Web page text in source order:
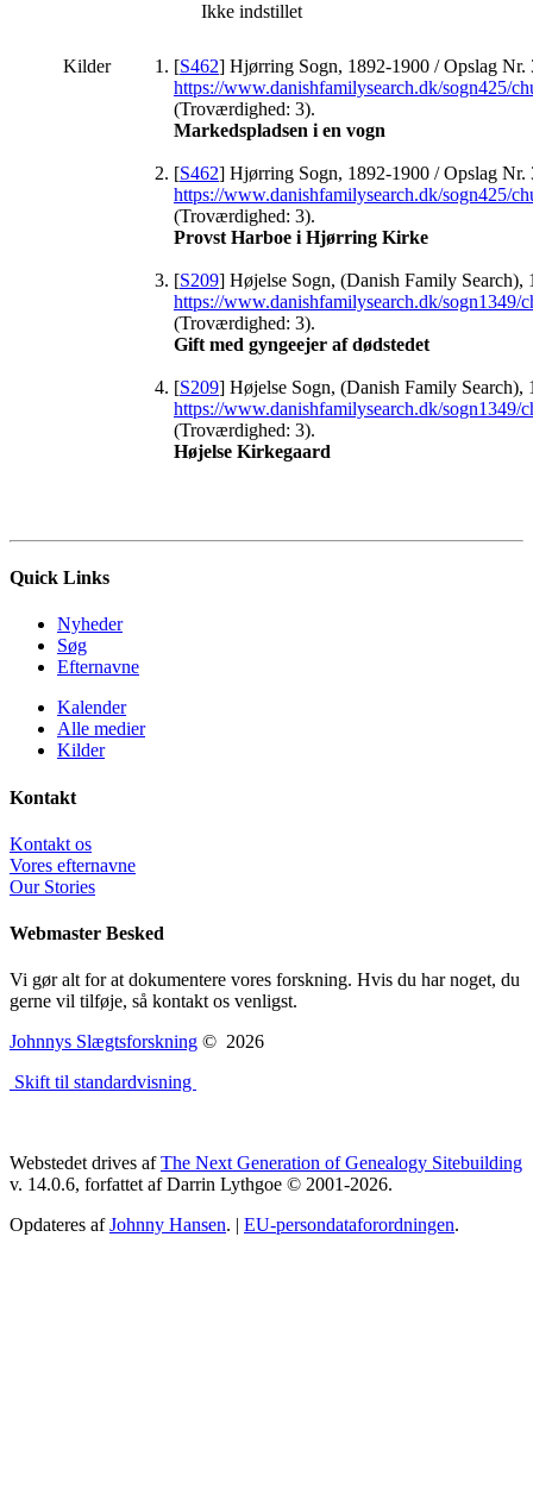
Ikke indstillet
Kilder [S462] Hjørring Sogn, 1892-1900 / Opslag Nr.
https://www.danishfamilysearch.dk/sogn425/
(Troværdighed: 3).
Markedspladsen i en vogn
[S462] Hjørring Sogn, 1892-1900 / Opslag Nr.
https://www.danishfamilysearch.dk/sogn425/
(Troværdighed: 3).
Provst Harboe i Hjørring Kirke
[S209] Højelse Sogn, (Danish Family Search),
https://www.danishfamilysearch.dk/sogn1349/
(Troværdighed: 3).
Gift med gyngeejer af dødstedet
[S209] Højelse Sogn, (Danish Family Search),
https://www.danishfamilysearch.dk/sogn1349/
(Troværdighed: 3).
Højelse Kirkegaard
Quick Links
Nyheder
Søg
Efternavne
Kalender
Alle medier
Kilder
Kontakt
Kontakt os
Vores efternavne
Our Stories
Webmaster Besked
Vi gør alt for at dokumentere vores forskning. Hvis du har noget, du
gerne vil tilføje, så kontakt os venligst.
Johnnys Slægtsforskning © 2026
Skift til standardvisning
Webstedet drives afThe Next Generation of Genealogy Sitebuilding
v. 14.0.6, forfattet af Darrin Lythgoe © 2001-2026.
Opdateres afJohnny Hansen. | EU-persondataforordningen.